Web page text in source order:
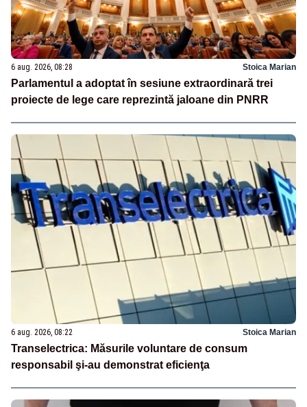
6 aug. 2026, 08:28 Stoica Marian
Parlamentul a adoptat în sesiune extraordinară trei
proiecte de lege care reprezintă jaloane din PNRR
6 aug. 2026, 08:22 Stoica Marian
Transelectrica: Măsurile voluntare de consum
responsabil şi-au demonstrat eficienţa